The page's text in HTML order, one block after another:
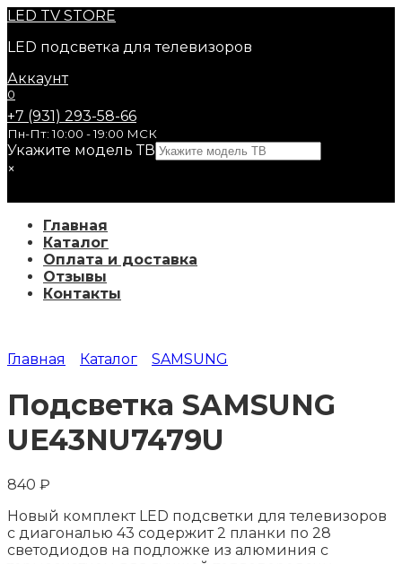
Перейти
содержанию
LED TV STORE
LED подсветка для телевизоров
Аккаунт
0
+7 (931) 293-58-66
Пн-Пт: 10:00 - 19:00 МСК
Укажите модель ТВ
×
Главная
Каталог
Оплата и доставка
Отзывы
Контакты
Главная Каталог SAMSUNG
Подсветка SAMSUNG
UE43NU7479U
840 ₽
Новый комплект LED подсветки для телевизоров
с диагональю 43 содержит 2 планки по 28
светодиодов на подложке из алюминия с